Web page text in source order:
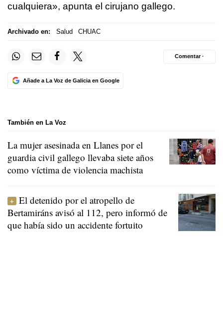
cualquiera», apunta el cirujano gallego.
Archivado en: Salud CHUAC
Añade a La Voz de Galicia en Google
Comentar ·
También en La Voz
La mujer asesinada en Llanes por el
guardia civil gallego llevaba siete años
como víctima de violencia machista
El detenido por el atropello de
Bertamiráns avisó al 112, pero informó de
que había sido un accidente fortuito